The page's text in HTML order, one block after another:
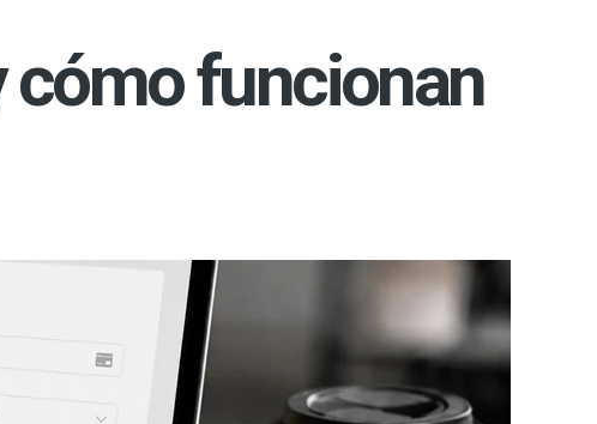
cómo funcionan